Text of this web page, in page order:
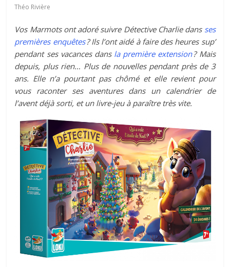
Théo Rivière
Vos Marmots ont adoré suivre Détective Charlie dans ses
premières enquêtes? Ils l’ont aidé à faire des heures sup’
pendant ses vacances dans la première extension? Mais
depuis, plus rien… Plus de nouvelles pendant près de 3
ans. Elle n’a pourtant pas chômé et elle revient pour
vous raconter ses aventures dans un calendrier de
l’avent déjà sorti, et un livre-jeu à paraître très vite.